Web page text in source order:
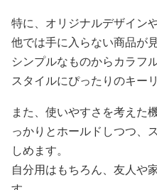
特に、オリジナルデザイン
他では手に入らない商品が
シンプルなものからカラフ
スタイルにぴったりのキー
また、使いやすさを考えた
っかりとホールドしつつ、
しめます。
自分用はもちろん、友人や